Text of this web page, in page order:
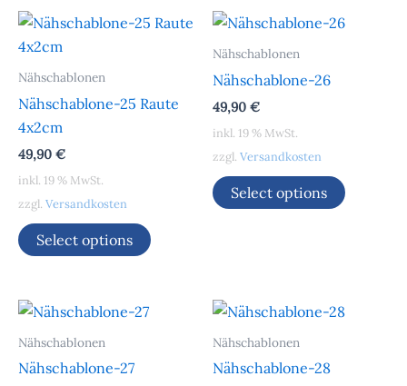
Nähschablonen
Nähschablone-25 Raute
4x2cm
49,90 €
inkl. 19 % MwSt.
zzgl. Versandkosten
Select options
Nähschablonen
Nähschablone-26
49,90 €
inkl. 19 % MwSt.
zzgl. Versandkosten
Select options
Nähschablonen
Nähschablone-27
Nähschablonen
Nähschablone-28